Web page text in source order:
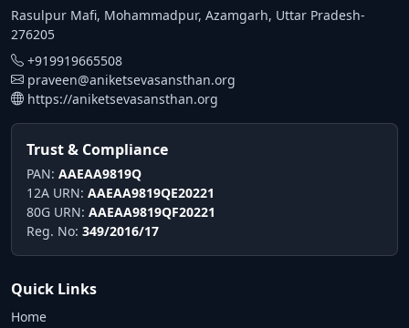
Rasulpur Mafi, Mohammadpur, Azamgarh, Uttar Pradesh-
276205
+919919665508
praveen@aniketsevasansthan.org
https://aniketsevasansthan.org
Trust & Compliance
PAN: AAEAA9819Q
12A URN: AAEAA9819QE20221
80G URN: AAEAA9819QF20221
Reg. No: 349/2016/17
Quick Links
Home